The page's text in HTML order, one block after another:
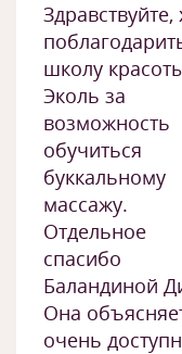
Здравствуйте,
школу
Эколь за
возможность
обучиться
буккальному
массажу.
Отдельное
спасибо
Баландиной
Она
очень